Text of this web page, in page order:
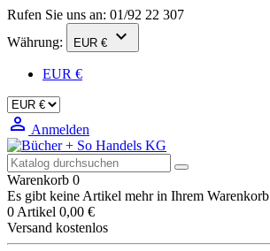
Rufen Sie uns an: 01/92 22 307
Währung:
EUR € 
EUR €
 Anmelden
Warenkorb 0
Es gibt keine Artikel mehr in Ihrem Warenkorb
0 Artikel 0,00 €
Versand kostenlos